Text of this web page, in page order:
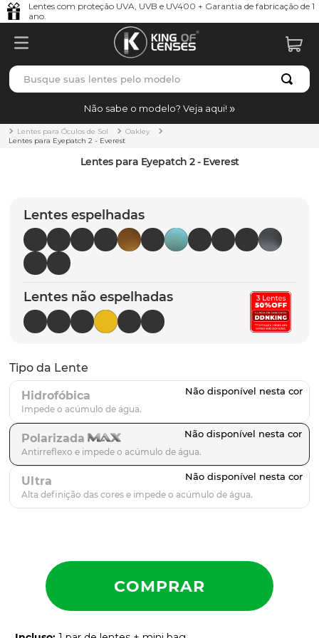
Lentes com proteção UVA, UVB e UV400 + Garantia de fabricação de 1
ano.
Busque suas lentes pelo modelo
Não sabe o modelo? Veja aqui!
Lentes para Óculos de Sol
Oakley
Lentes para Eyepatch 2 - Everest
Lentes para Eyepatch 2 - Everest
Lentes espelhadas
Lentes não espelhadas
Tipo da Lente
Hidrofóbica
Polarizada
Ultra
TERMOS MAIS BUSCADOS
1º borrachas
holbrook
5º chaves
6º t-shock
7º gasket
8º parafusos
9º latch